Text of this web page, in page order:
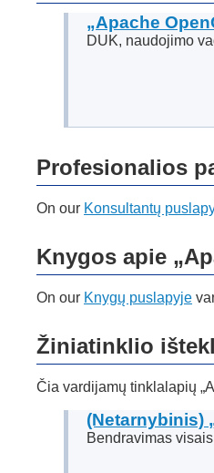
„Apache
DUK, naudojimo
Profesionalios
On our Konsultantų
Knygos apie
On our Knygų puslapyje
Žiniatinklio
Čia vardijamų tinklalapių
(Netarnybinis)
Bendravimas